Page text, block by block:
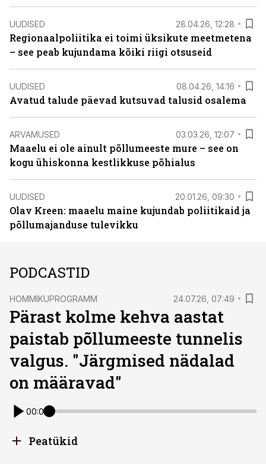
UUDISED 28.04.26, 12:28
Regionaalpoliitika ei toimi üksikute meetmetena
– see peab kujundama kõiki riigi otsuseid
UUDISED 08.04.26, 14:16
Avatud talude päevad kutsuvad talusid osalema
ARVAMUSED 03.03.26, 12:07
Maaelu ei ole ainult põllumeeste mure – see on
kogu ühiskonna kestlikkuse põhialus
UUDISED 20.01.26, 09:30
Olav Kreen: maaelu maine kujundab poliitikaid ja
põllumajanduse tulevikku
PODCASTID
HOMMIKUPROGRAMM 24.07.26, 07:49
Pärast kolme kehva aastat
paistab põllumeeste tunnelis
valgus. "Järgmised nädalad
on määravad"
00:00
Peatükid